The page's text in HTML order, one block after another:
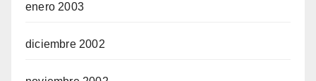
enero 2003
diciembre 2002